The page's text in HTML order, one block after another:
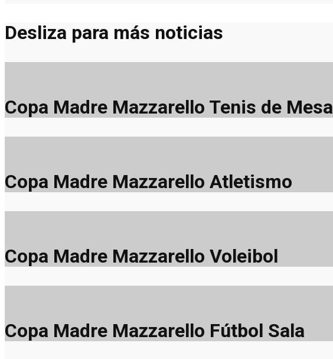
Desliza para más noticias
Copa Madre Mazzarello Tenis de Mesa
Copa Madre Mazzarello Atletismo
Copa Madre Mazzarello Voleibol
Copa Madre Mazzarello Fútbol Sala